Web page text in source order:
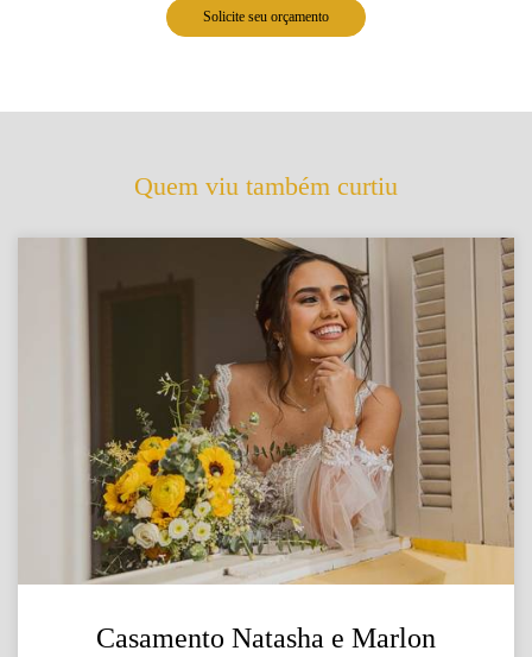
Solicite seu orçamento
Quem viu também curtiu
Casamento Natasha e Marlon